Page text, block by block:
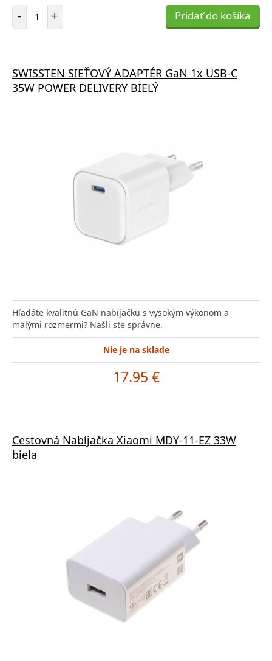
- Počet položiek
+ Pridať do košíka
SWISSTEN SIEŤOVÝ ADAPTÉR GaN 1x USB-C
35W POWER DELIVERY BIELÝ
Hľadáte kvalitnú GaN nabíjačku s vysokým výkonom a
malými rozmermi? Našli ste správne.
Nie je na sklade
17.95 €
Cestovná Nabíjačka Xiaomi MDY-11-EZ 33W
biela